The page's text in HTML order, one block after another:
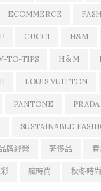
ECOMMERCE
GUCCI H&M
TO-TIPS H＆M
LOUIS VUITTON
PANTONE PRADA
SUSTAINABLE
品牌經營 奢侈品 春
瘋時尚 秋冬時尚